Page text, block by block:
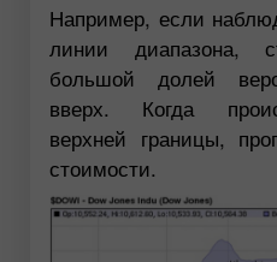
Например, если
линии диапазона,
большой долей
вверх. Когда
верхней границы,
стоимости.